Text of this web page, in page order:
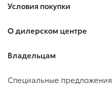
Условия покупки
О дилерском центре
Владельцам
Специальные предложения